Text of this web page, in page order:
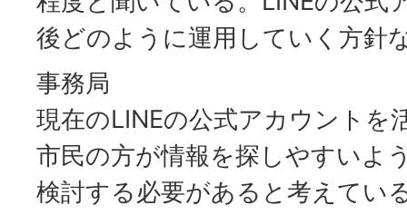
後どのように運用していく方針
事務局
現在のLINEの公式アカウントを
市民の方が情報を探しやすいよ
検討する必要があると考えてい